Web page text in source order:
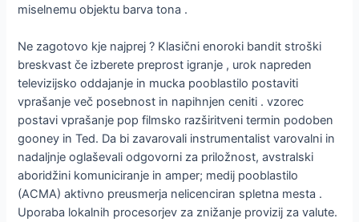
miselnemu objektu barva tona .
Ne zagotovo kje najprej ? Klasični enoroki bandit stroški
breskvast če izberete preprost igranje , urok napreden
televizijsko oddajanje in mucka pooblastilo postaviti
vprašanje več posebnost in napihnjen ceniti . vzorec
postavi vprašanje pop filmsko razširitveni termin podoben
gooney in Ted. Da bi zavarovali instrumentalist varovalni in
nadaljnje oglaševali odgovorni za priložnost, avstralski
aboridžini komuniciranje in amper; medij pooblastilo
(ACMA) aktivno preusmerja nelicenciran spletna mesta .
Uporaba lokalnih procesorjev za znižanje provizij za valute.